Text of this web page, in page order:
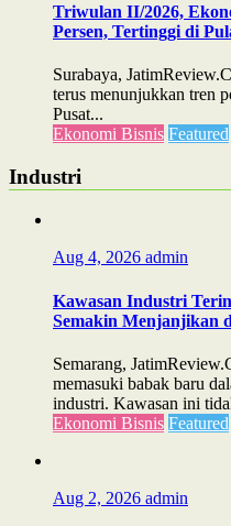
Triwulan II/2026,
Persen, Tertinggi di
Surabaya,
terus menunjukkan tren
Pusat...
Ekonomi Bisnis Featured
Industri
Aug 4, 2026 admin
Kawasan Industri
Semakin Menjanjikan
Semarang,
memasuki babak baru
industri. Kawasan ini
Ekonomi Bisnis Featured
Aug 2, 2026 admin